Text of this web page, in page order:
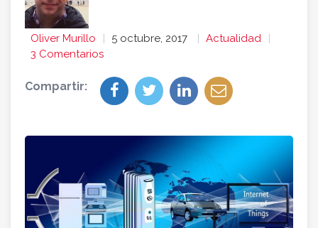
Oliver Murillo 5 octubre, 2017
Actualidad
3 Comentarios
Compartir: